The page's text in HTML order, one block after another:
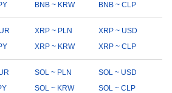
BNB ~ KRW BNB ~ CLP
XRP ~ PLN
XRP ~ USD
XRP ~ KRW XRP ~ CLP
SOL ~ PLN
SOL ~ USD
SOL ~ KRW SOL ~ CLP